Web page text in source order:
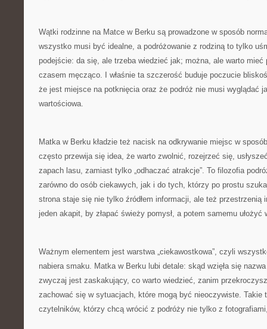
Wątki rodzinne na Matce w Berku są prowadzone w sposób
wszystko musi być idealne, a podróżowanie z rodziną to tylko
podejście: da się, ale trzeba wiedzieć jak; można, ale warto
czasem męcząco. I właśnie ta szczerość buduje poczucie
że jest miejsce na potknięcia oraz że podróż nie musi wyglądać
wartościowa.
Matka w Berku kładzie też nacisk na odkrywanie miejsc w
często przewija się idea, że warto zwolnić, rozejrzeć się,
zapach lasu, zamiast tylko „odhaczać atrakcje”. To filozofia
zarówno do osób ciekawych, jak i do tych, którzy po prostu
strona staje się nie tylko źródłem informacji, ale też przestrzenią
jeden akapit, by złapać świeży pomysł, a potem samemu ułożyć
Ważnym elementem jest warstwa „ciekawostkowa”, czyli
nabiera smaku. Matka w Berku lubi detale: skąd wzięła się
zwyczaj jest zaskakujący, co warto wiedzieć, zanim
zachować się w sytuacjach, które mogą być nieoczywiste. Takie
czytelników, którzy chcą wrócić z podróży nie tylko z